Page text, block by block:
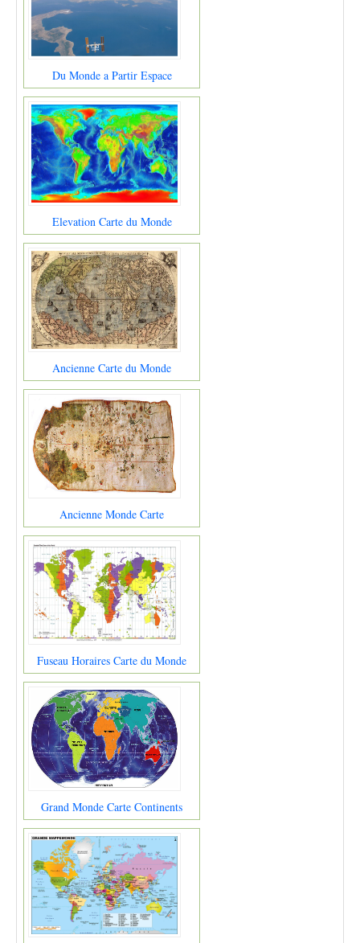
Du Monde a Partir Espace
Elevation Carte du Monde
Ancienne Carte du Monde
Ancienne Monde Carte
Fuseau Horaires Carte du Monde
Grand Monde Carte Continents